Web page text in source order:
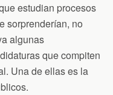
estudian procesos
sorprenderían, no
algunas
que compiten
Una de ellas es la